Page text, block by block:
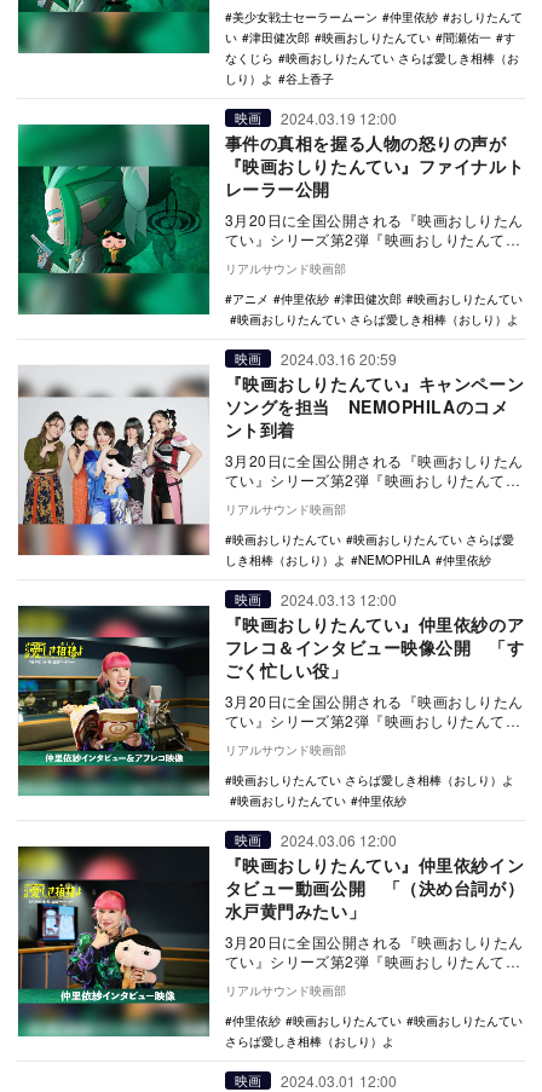
美少女戦士セーラームーン
仲里依紗
おしりたんて
い
津田健次郎 映画おしりたんてい 間瀬佑一
す
なくじら
映画おしりたんてい さらば愛しき相棒（お
しり）よ
谷上香子
映画 2024.03.19 12:00
事件の真相を握る人物の怒りの声が
『映画おしりたんてい』ファイナルト
レーラー公開
3月20日に全国公開される『映画おしりたん
てい』シリーズ第2弾『映画おしりたんてい
さらば愛しき相棒（おしり）よ』のファイ
ナルト…
リアルサウンド映画部
アニメ
仲里依紗 津田健次郎
映画おしりたんてい
映画おしりたんてい さらば愛しき相棒（おしり）よ
映画 2024.03.16 20:59
『映画おしりたんてい』キャンペーン
ソングを担当 NEMOPHILAのコメ
ント到着
3月20日に全国公開される『映画おしりたん
てい』シリーズ第2弾『映画おしりたんてい
さらば愛しき相棒（おしり）よ』のキャン
ペーン…
リアルサウンド映画部
映画おしりたんてい
映画おしりたんてい さらば愛
しき相棒（おしり）よ
NEMOPHILA 仲里依紗
映画 2024.03.13 12:00
『映画おしりたんてい』仲里依紗のア
フレコ＆インタビュー映像公開 「す
ごく忙しい役」
3月20日に全国公開される『映画おしりたん
てい』シリーズ第2弾『映画おしりたんてい
さらば愛しき相棒（おしり）よ』に出演す
る仲里…
リアルサウンド映画部
映画おしりたんてい さらば愛しき相棒（おしり）よ
映画おしりたんてい
仲里依紗
映画 2024.03.06 12:00
『映画おしりたんてい』仲里依紗イン
タビュー動画公開 「（決め台詞が）
水戸黄門みたい」
3月20日に全国公開される『映画おしりたん
てい』シリーズ第2弾『映画おしりたんてい
さらば愛しき相棒（おしり）よ』に出演す
る仲里…
リアルサウンド映画部
仲里依紗
映画おしりたんてい
映画おしりたんてい
さらば愛しき相棒（おしり）よ
映画 2024.03.01 12:00